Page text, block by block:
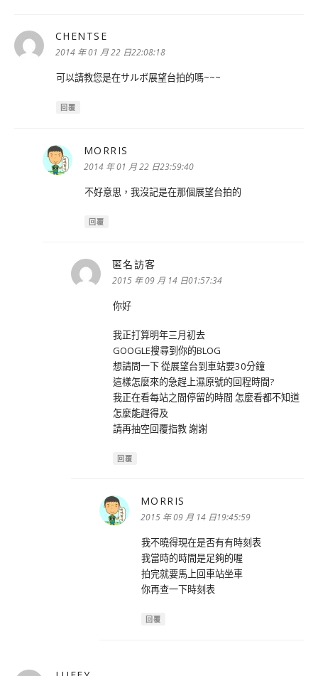
CHENTSE
示:
2014 年 01 月 22 日22:08:18
可以請教您是在サルボ展望台拍的嗎~~~
回覆
MORRIS
示:
2014 年 01 月 22 日23:59:40
不好意思，我沒記是在那個展望台拍的
回覆
匿名訪客
示:
2015 年 09 月 14 日01:57:34
你好
我正打算明年三月初去
GOOGLE搜尋到你的BLOG
想請問一下 從展望台到車站要30分鐘
這樣怎麼來的急趕上濕原號的回程時間?
我正在看每站之間停留的時間 怎麼看都不知道
怎麼能趕得及
請再抽空回覆指教 謝謝
回覆
MORRIS
示:
2015 年 09 月 14 日19:45:59
我不曉得現在是否有有時刻表
我當時的時間是足夠的喔
拍完就要馬上回車站坐車
你再查一下時刻表
回覆